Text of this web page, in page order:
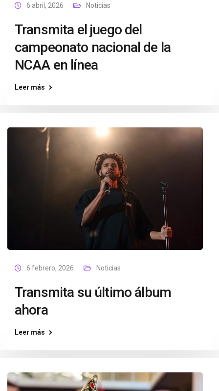
6 abril, 2026 Noticias
Transmita el juego del
campeonato nacional de la
NCAA en línea
Leer más
6 febrero, 2026 Noticias
Transmita su último álbum
ahora
Leer más